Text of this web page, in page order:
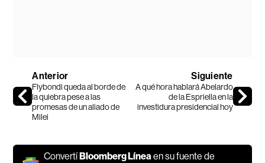
Anterior
Flybondi queda al borde de
la quiebra pese a las
promesas de un aliado de
Milei
Siguiente
A qué hora hablará Abelardo
de la Espriella en la
investidura presidencial hoy
ConvertíBloomberg Líneaen su fuente de